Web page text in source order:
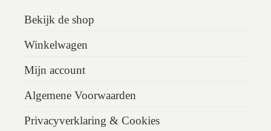
Bekijk de shop
Winkelwagen
Mijn account
Algemene Voorwaarden
Privacyverklaring & Cookies